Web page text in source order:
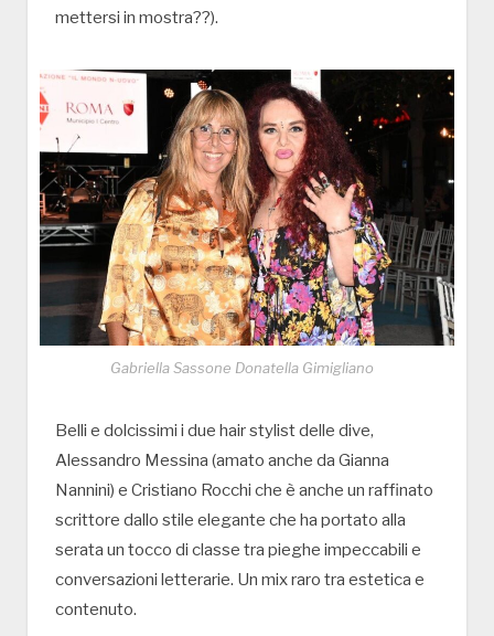
mettersi in mostra??).
Gabriella Sassone Donatella Gimigliano
Belli e dolcissimi i due hair stylist delle dive,
Alessandro Messina (amato anche da Gianna
Nannini) e Cristiano Rocchi che è anche un raffinato
scrittore dallo stile elegante che ha portato alla
serata un tocco di classe tra pieghe impeccabili e
conversazioni letterarie. Un mix raro tra estetica e
contenuto.